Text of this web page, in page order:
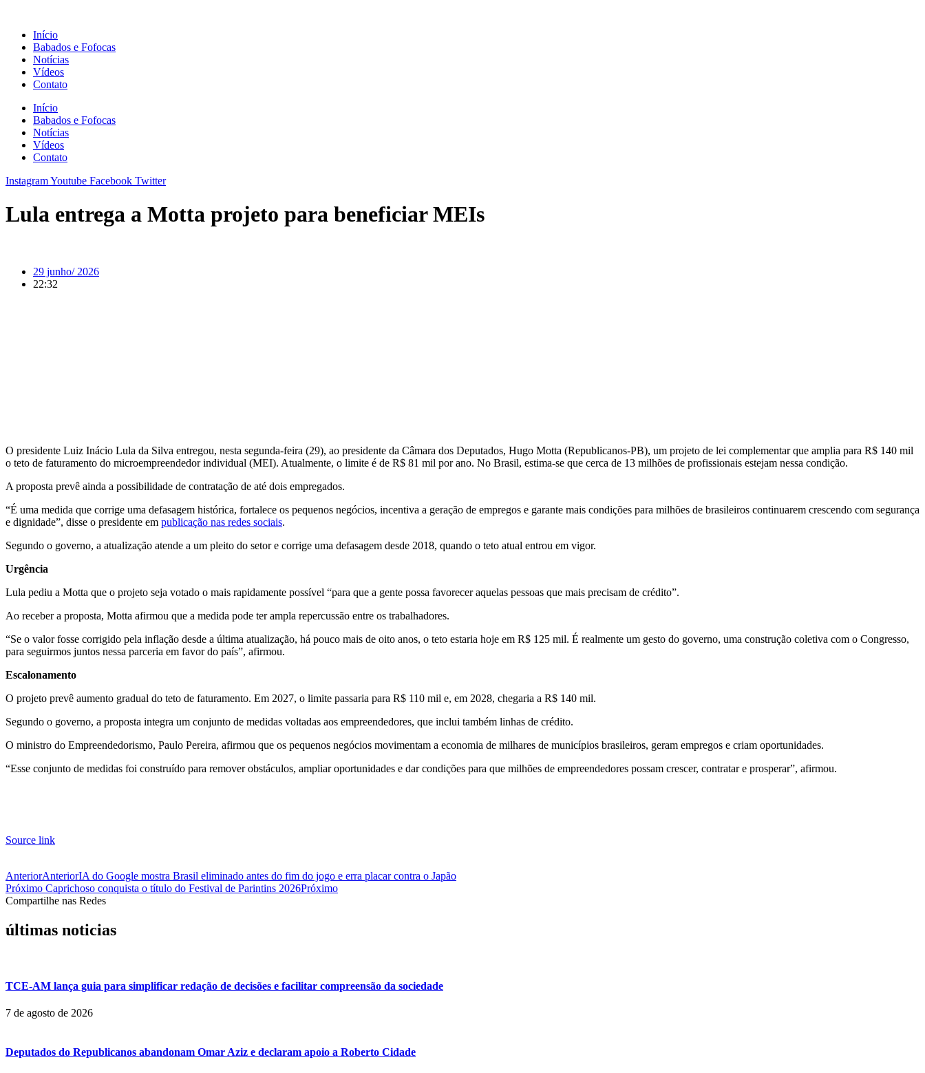
conteúdo
Início
Babados e Fofocas
Notícias
Vídeos
Contato
Início
Babados e Fofocas
Notícias
Vídeos
Contato
InstagramYoutube Facebook Twitter
Lula entrega a Motta projeto para beneficiar MEIs
29 junho/ 2026
22:32
O presidente Luiz Inácio Lula da Silva entregou, nesta segunda-feira (29), ao presidente da Câmara dos Deputados, Hugo Motta (Republicanos-PB), um projeto de lei complementar que amplia para R$ 140 mil
o teto de faturamento do microempreendedor individual (MEI). Atualmente, o limite é de R$ 81 mil por ano. No Brasil, estima-se que cerca de 13 milhões de profissionais estejam nessa condição.
A proposta prevê ainda a possibilidade de contratação de até dois empregados.
“É uma medida que corrige uma defasagem histórica, fortalece os pequenos negócios, incentiva a geração de empregos e garante mais condições para milhões de brasileiros continuarem crescendo com segurança
e dignidade”, disse o presidente em publicação nas redes sociais.
Segundo o governo, a atualização atende a um pleito do setor e corrige uma defasagem desde 2018, quando o teto atual entrou em vigor.
Urgência
Lula pediu a Motta que o projeto seja votado o mais rapidamente possível “para que a gente possa favorecer aquelas pessoas que mais precisam de crédito”.
Ao receber a proposta, Motta afirmou que a medida pode ter ampla repercussão entre os trabalhadores.
“Se o valor fosse corrigido pela inflação desde a última atualização, há pouco mais de oito anos, o teto estaria hoje em R$ 125 mil. É realmente um gesto do governo, uma construção coletiva com o Congresso,
para seguirmos juntos nessa parceria em favor do país”, afirmou.
Escalonamento
O projeto prevê aumento gradual do teto de faturamento. Em 2027, o limite passaria para R$ 110 mil e, em 2028, chegaria a R$ 140 mil.
Segundo o governo, a proposta integra um conjunto de medidas voltadas aos empreendedores, que inclui também linhas de crédito.
O ministro do Empreendedorismo, Paulo Pereira, afirmou que os pequenos negócios movimentam a economia de milhares de municípios brasileiros, geram empregos e criam oportunidades.
“Esse conjunto de medidas foi construído para remover obstáculos, ampliar oportunidades e dar condições para que milhões de empreendedores possam crescer, contratar e prosperar”, afirmou.
Source link
AnteriorAnteriorIA do Google mostra Brasil eliminado antes do fim do jogo e erra placar contra o Japão
Próximo Caprichoso conquista o título do Festival de Parintins 2026Próximo
Compartilhe nas Redes
últimas noticias
TCE-AM lança guia para simplificar redação de decisões e facilitar compreensão da sociedade
7 de agosto de 2026
Deputados do Republicanos abandonam Omar Aziz e declaram apoio a Roberto Cidade